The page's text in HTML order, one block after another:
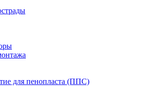
для пенопласта (ППС)